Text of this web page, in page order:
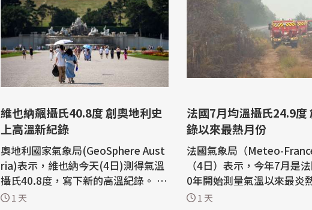
維也納飆攝氏40.8度 創奧地利史
上高溫新紀錄
奧地利國家氣象局(GeoSphere Aust
ria)表示，維也納今天(4日)測得氣溫
攝氏40.8度，寫下新的高溫紀錄。 奧
地利國家氣象局在一份聲明中表示，
1 天
法國7月均溫攝氏24.9度
錄以來最熱月份
法國氣象局（Meteo-
（4日）表示，今年7月是
0年開始測量氣溫以來最炎
月，打破先前在2003年和
1 天